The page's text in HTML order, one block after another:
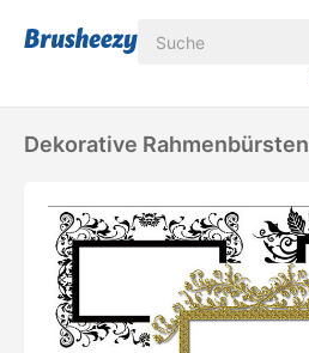
Dekorative Rahmenbürsten